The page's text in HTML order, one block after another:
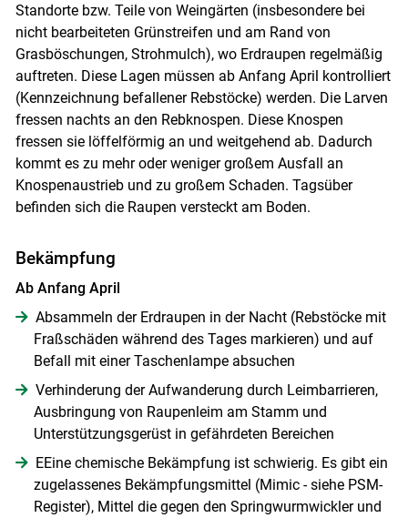
Skip to main content
Standorte bzw. Teile von Weingärten (insbesondere bei
nicht bearbeiteten Grünstreifen und am Rand von
Grasböschungen, Strohmulch), wo Erdraupen regelmäßig
auftreten. Diese Lagen müssen ab Anfang April kontrolliert
(Kennzeichnung befallener Rebstöcke) werden. Die Larven
fressen nachts an den Rebknospen. Diese Knospen
fressen sie löffelförmig an und weitgehend ab. Dadurch
kommt es zu mehr oder weniger großem Ausfall an
Knospenaustrieb und zu großem Schaden. Tagsüber
befinden sich die Raupen versteckt am Boden.
Bekämpfung
Ab Anfang April
Absammeln der Erdraupen in der Nacht (Rebstöcke mit
Fraßschäden während des Tages markieren) und auf
Befall mit einer Taschenlampe absuchen
Verhinderung der Aufwanderung durch Leimbarrieren,
Ausbringung von Raupenleim am Stamm und
Unterstützungsgerüst in gefährdeten Bereichen
EEine chemische Bekämpfung ist schwierig. Es gibt ein
zugelassenes Bekämpfungsmittel (Mimic - siehe PSM-
Register), Mittel die gegen den Springwurmwickler und